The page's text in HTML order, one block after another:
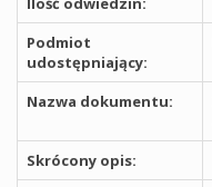
Podmiot
udostępniający:
Nazwa dokumentu:
Skrócony opis: